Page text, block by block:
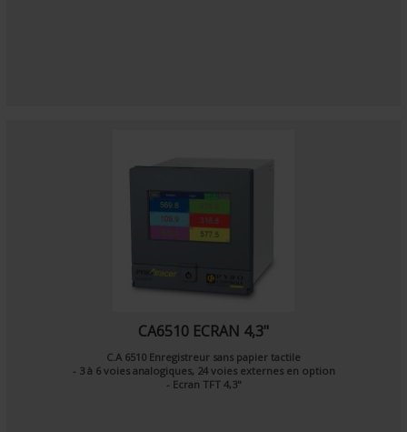
CA6510 ECRAN 4,3"
C.A 6510 Enregistreur sans papier tactile
- 3 à 6 voies analogiques, 24 voies externes en option
- Ecran TFT 4,3"